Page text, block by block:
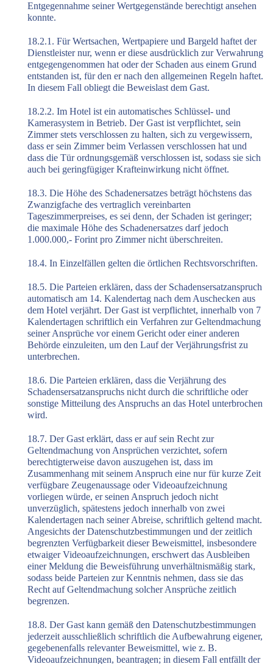
Entgegennahme seiner Wertgegenstände berechtigt ansehen
konnte.
18.2.1. Für Wertsachen, Wertpapiere und Bargeld haftet der
Dienstleister nur, wenn er diese ausdrücklich zur Verwahrung
entgegengenommen hat oder der Schaden aus einem Grund
entstanden ist, für den er nach den allgemeinen Regeln haftet.
In diesem Fall obliegt die Beweislast dem Gast.
18.2.2. Im Hotel ist ein automatisches Schlüssel- und
Kamerasystem in Betrieb. Der Gast ist verpflichtet, sein
Zimmer stets verschlossen zu halten, sich zu vergewissern,
dass er sein Zimmer beim Verlassen verschlossen hat und
dass die Tür ordnungsgemäß verschlossen ist, sodass sie sich
auch bei geringfügiger Krafteinwirkung nicht öffnet.
18.3. Die Höhe des Schadenersatzes beträgt höchstens das
Zwanzigfache des vertraglich vereinbarten
Tageszimmerpreises, es sei denn, der Schaden ist geringer;
die maximale Höhe des Schadenersatzes darf jedoch
1.000.000,- Forint pro Zimmer nicht überschreiten.
18.4. In Einzelfällen gelten die örtlichen Rechtsvorschriften.
18.5. Die Parteien erklären, dass der Schadensersatzanspruch
automatisch am 14. Kalendertag nach dem Auschecken aus
dem Hotel verjährt. Der Gast ist verpflichtet, innerhalb von 7
Kalendertagen schriftlich ein Verfahren zur Geltendmachung
seiner Ansprüche vor einem Gericht oder einer anderen
Behörde einzuleiten, um den Lauf der Verjährungsfrist zu
unterbrechen.
18.6. Die Parteien erklären, dass die Verjährung des
Schadensersatzanspruchs nicht durch die schriftliche oder
sonstige Mitteilung des Anspruchs an das Hotel unterbrochen
wird.
18.7. Der Gast erklärt, dass er auf sein Recht zur
Geltendmachung von Ansprüchen verzichtet, sofern
berechtigterweise davon auszugehen ist, dass im
Zusammenhang mit seinem Anspruch eine nur für kurze Zeit
verfügbare Zeugenaussage oder Videoaufzeichnung
vorliegen würde, er seinen Anspruch jedoch nicht
unverzüglich, spätestens jedoch innerhalb von zwei
Kalendertagen nach seiner Abreise, schriftlich geltend macht.
Angesichts der Datenschutzbestimmungen und der zeitlich
begrenzten Verfügbarkeit dieser Beweismittel, insbesondere
etwaiger Videoaufzeichnungen, erschwert das Ausbleiben
einer Meldung die Beweisführung unverhältnismäßig stark,
sodass beide Parteien zur Kenntnis nehmen, dass sie das
Recht auf Geltendmachung solcher Ansprüche zeitlich
begrenzen.
18.8. Der Gast kann gemäß den Datenschutzbestimmungen
jederzeit ausschließlich schriftlich die Aufbewahrung eigener,
gegebenenfalls relevanter Beweismittel, wie z. B.
Videoaufzeichnungen, beantragen; in diesem Fall entfällt der